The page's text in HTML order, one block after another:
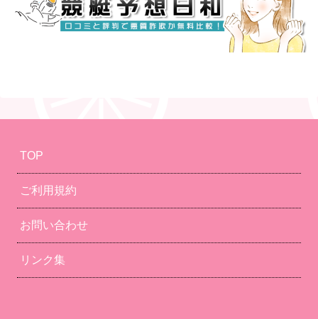
TOP
ご利用規約
お問い合わせ
リンク集